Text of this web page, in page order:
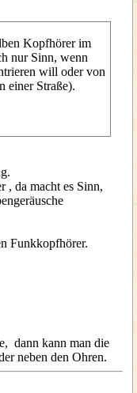
Kopfhörer im
nur Sinn, wenn
will oder von
einer Straße).
, da macht es Sinn,
Funkkopfhörer.
dann kann man die
neben den Ohren.